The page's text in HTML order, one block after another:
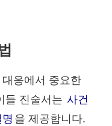
응에서 중요한
들 진술서는 사건
을 제공합니다.